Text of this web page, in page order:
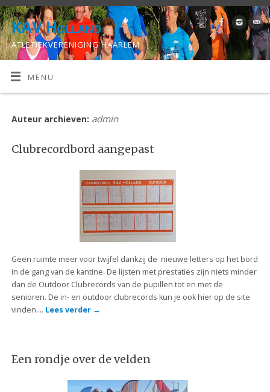
KAV Holland
ATLETIEKVERENIGING HAARLEM
MENU
Auteur archieven: admin
Clubrecordbord aangepast
Geen ruimte meer voor twijfel dankzij de nieuwe letters op het bord
in de gang van de kantine. De lijsten met prestaties zijn niets minder
dan de Outdoor Clubrecords van de pupillen tot en met de
senioren. De in- en outdoor clubrecords kun je ook hier op de site
vinden…. Lees verder →
Een rondje over de velden